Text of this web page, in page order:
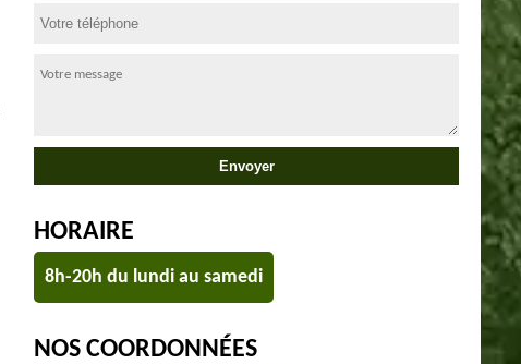
HORAIRE
8h-20h du lundi au samedi
NOS COORDONNÉES